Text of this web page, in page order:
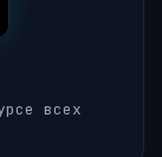
всех